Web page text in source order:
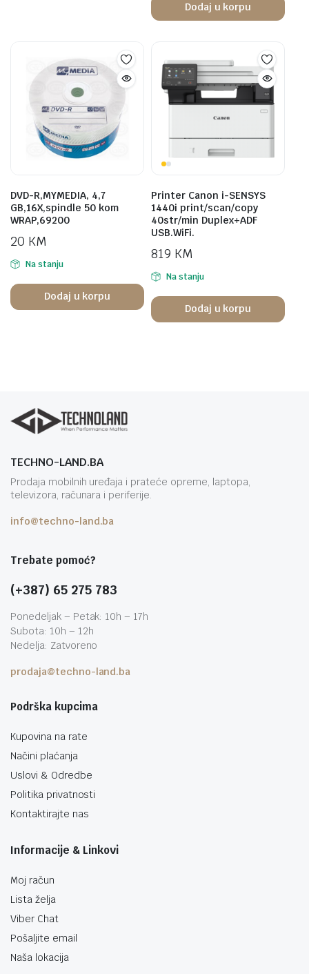
Dodaj u korpu
DVD-R,MYMEDIA, 4,7
GB,16X,spindle 50 kom
WRAP,69200
20 KM
Na stanju
Dodaj u korpu
Printer Canon i-SENSYS
1440i print/scan/copy
40str/min Duplex+ADF
USB.WiFi.
819 KM
Na stanju
Dodaj u korpu
TECHNO-LAND.BA
Prodaja mobilnih uređaja i prateće opreme, laptopa,
televizora, računara i periferije.
info@techno-land.ba
Trebate pomoć?
(+387) 65 275 783
Ponedeljak – Petak: 10h – 17h
Subota: 10h – 12h
Nedelja: Zatvoreno
prodaja@techno-land.ba
Podrška kupcima
Kupovina na rate
Načini plaćanja
Uslovi & Odredbe
Politika privatnosti
Kontaktirajte nas
Informacije & Linkovi
Moj račun
Lista želja
Viber Chat
Pošaljite email
Naša lokacija